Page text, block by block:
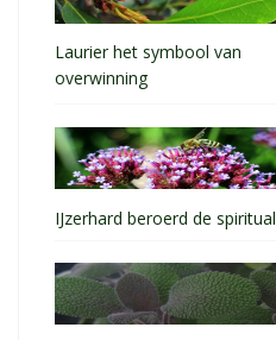
Laurier het symbool van
overwinning
IJzerhard beroerd de